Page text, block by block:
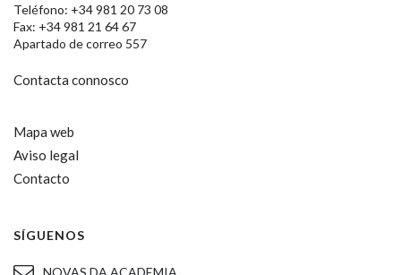
Teléfono: +34 981 20 73 08
Fax: +34 981 21 64 67
Apartado de correo 557
Contacta connosco
Mapa web
Aviso legal
Contacto
SÍGUENOS
NOVAS DA ACADEMIA